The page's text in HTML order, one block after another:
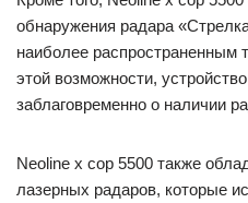
обнаружения радара
наиболее распространенным
этой возможности,
заблаговременно о наличии
Neoline x cop 5500 также
лазерных радаров, которые